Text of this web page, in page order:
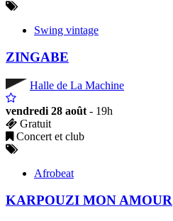
Swing vintage
ZINGABE
Halle de La Machine
vendredi 28 août - 19h
Gratuit
Concert et club
Afrobeat
KARPOUZI MON AMOUR